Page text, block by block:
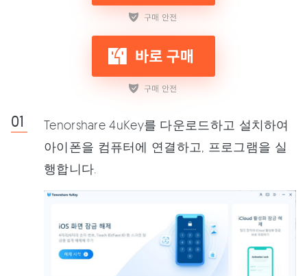
Tenorshare 4uKey를 다운로드하고 설치하여
아이폰을 컴퓨터에 연결하고, 프로그램을 실
행합니다.